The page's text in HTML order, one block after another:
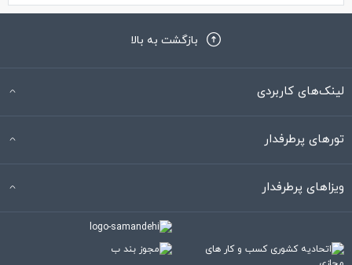
بازگشت به بالا
لینک‌های کاربردی
تورهای پرطرفدار
ویزاهای پرطرفدار